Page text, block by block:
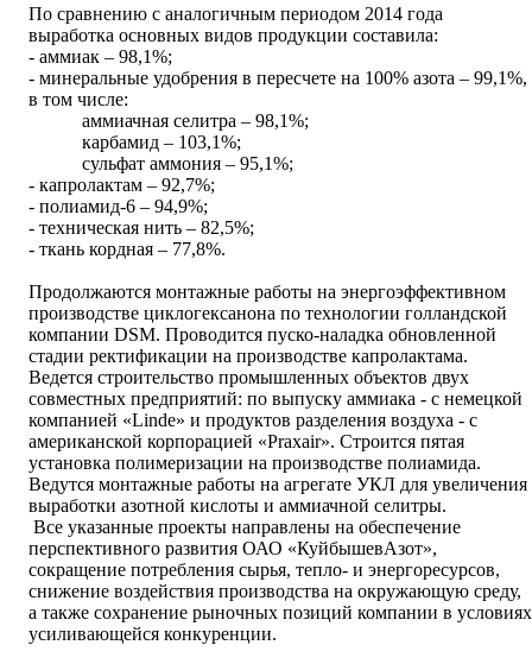
По сравнению с аналогичным периодом 2014 года
выработка основных видов продукции составила:
- аммиак – 98,1%;
- минеральные удобрения в пересчете на 100% азота – 99,1%,
в том числе:
аммиачная селитра – 98,1%;
карбамид – 103,1%;
сульфат аммония – 95,1%;
- капролактам – 92,7%;
- полиамид-6 – 94,9%;
- техническая нить – 82,5%;
- ткань кордная – 77,8%.
Продолжаются монтажные работы на энергоэффективном
производстве циклогексанона по технологии голландской
компании DSM. Проводится пуско-наладка обновленной
стадии ректификации на производстве капролактама.
Ведется строительство промышленных объектов двух
совместных предприятий: по выпуску аммиака - с немецкой
компанией «Linde» и продуктов разделения воздуха - с
американской корпорацией «Praxair». Строится пятая
установка полимеризации на производстве полиамида.
Ведутся монтажные работы на агрегате УКЛ для увеличения
выработки азотной кислоты и аммиачной селитры.
Все указанные проекты направлены на обеспечение
перспективного развития ОАО «КуйбышевАзот»,
сокращение потребления сырья, тепло- и энергоресурсов,
снижение воздействия производства на окружающую среду,
а также сохранение рыночных позиций компании в условиях
усиливающейся конкуренции.